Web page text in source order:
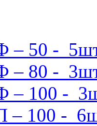
– 50 -
– 80 -
– 100 -
100 -